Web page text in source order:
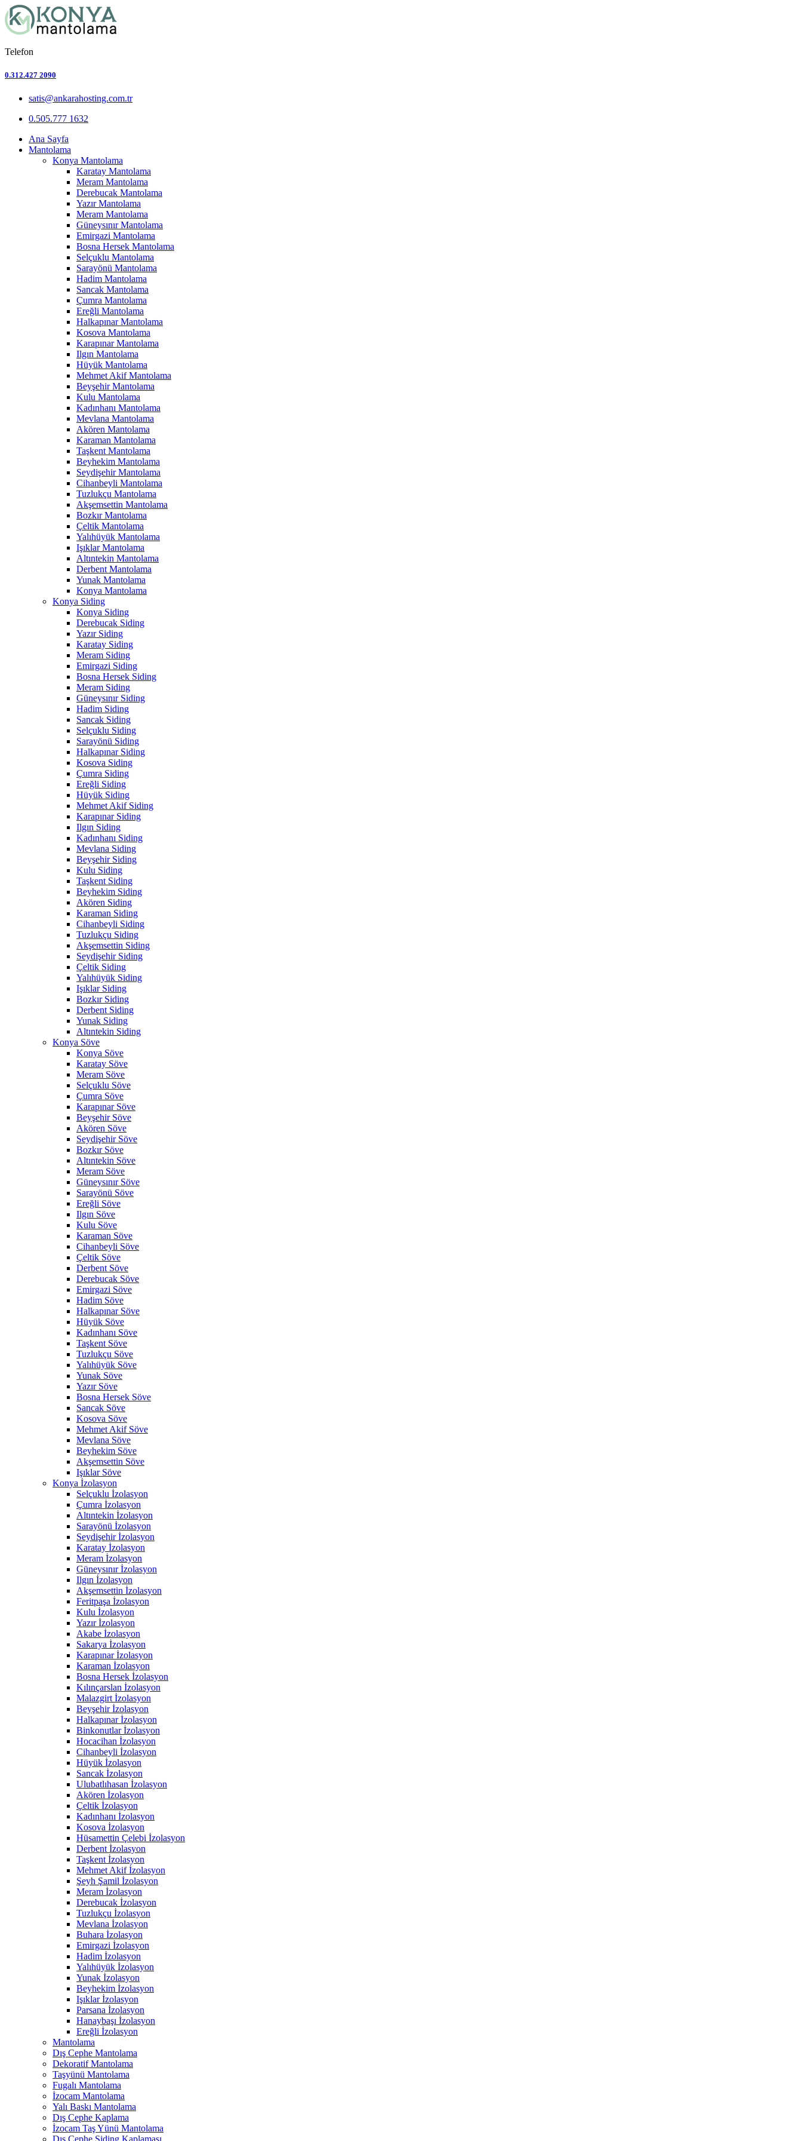
Telefon
0.312.427 2090
satis@ankarahosting.com.tr
0.505.777 1632
Ana Sayfa
Mantolama
Konya Mantolama
Karatay Mantolama
Meram Mantolama
Derebucak Mantolama
Yazır Mantolama
Meram Mantolama
Güneysınır Mantolama
Emirgazi Mantolama
Bosna Hersek Mantolama
Selçuklu Mantolama
Sarayönü Mantolama
Hadim Mantolama
Sancak Mantolama
Çumra Mantolama
Ereğli Mantolama
Halkapınar Mantolama
Kosova Mantolama
Karapınar Mantolama
Ilgın Mantolama
Hüyük Mantolama
Mehmet Akif Mantolama
Beyşehir Mantolama
Kulu Mantolama
Kadınhanı Mantolama
Mevlana Mantolama
Akören Mantolama
Karaman Mantolama
Taşkent Mantolama
Beyhekim Mantolama
Seydişehir Mantolama
Cihanbeyli Mantolama
Tuzlukçu Mantolama
Akşemsettin Mantolama
Bozkır Mantolama
Çeltik Mantolama
Yalıhüyük Mantolama
Işıklar Mantolama
Altıntekin Mantolama
Derbent Mantolama
Yunak Mantolama
Konya Mantolama
Konya Siding
Konya Siding
Derebucak Siding
Yazır Siding
Karatay Siding
Meram Siding
Emirgazi Siding
Bosna Hersek Siding
Meram Siding
Güneysınır Siding
Hadim Siding
Sancak Siding
Selçuklu Siding
Sarayönü Siding
Halkapınar Siding
Kosova Siding
Çumra Siding
Ereğli Siding
Hüyük Siding
Mehmet Akif Siding
Karapınar Siding
Ilgın Siding
Kadınhanı Siding
Mevlana Siding
Beyşehir Siding
Kulu Siding
Taşkent Siding
Beyhekim Siding
Akören Siding
Karaman Siding
Cihanbeyli Siding
Tuzlukçu Siding
Akşemsettin Siding
Seydişehir Siding
Çeltik Siding
Yalıhüyük Siding
Işıklar Siding
Bozkır Siding
Derbent Siding
Yunak Siding
Altıntekin Siding
Konya Söve
Konya Söve
Karatay Söve
Meram Söve
Selçuklu Söve
Çumra Söve
Karapınar Söve
Beyşehir Söve
Akören Söve
Seydişehir Söve
Bozkır Söve
Altıntekin Söve
Meram Söve
Güneysınır Söve
Sarayönü Söve
Ereğli Söve
Ilgın Söve
Kulu Söve
Karaman Söve
Cihanbeyli Söve
Çeltik Söve
Derbent Söve
Derebucak Söve
Emirgazi Söve
Hadim Söve
Halkapınar Söve
Hüyük Söve
Kadınhanı Söve
Taşkent Söve
Tuzlukçu Söve
Yalıhüyük Söve
Yunak Söve
Yazır Söve
Bosna Hersek Söve
Sancak Söve
Kosova Söve
Mehmet Akif Söve
Mevlana Söve
Beyhekim Söve
Akşemsettin Söve
Işıklar Söve
Konya İzolasyon
Selçuklu İzolasyon
Çumra İzolasyon
Altıntekin İzolasyon
Sarayönü İzolasyon
Seydişehir İzolasyon
Karatay İzolasyon
Meram İzolasyon
Güneysınır İzolasyon
Ilgın İzolasyon
Akşemsettin İzolasyon
Feritpaşa İzolasyon
Kulu İzolasyon
Yazır İzolasyon
Akabe İzolasyon
Sakarya İzolasyon
Karapınar İzolasyon
Karaman İzolasyon
Bosna Hersek İzolasyon
Kılınçarslan İzolasyon
Malazgirt İzolasyon
Beyşehir İzolasyon
Halkapınar İzolasyon
Binkonutlar İzolasyon
Hocacihan İzolasyon
Cihanbeyli İzolasyon
Hüyük İzolasyon
Sancak İzolasyon
Ulubatlıhasan İzolasyon
Akören İzolasyon
Çeltik İzolasyon
Kadınhanı İzolasyon
Kosova İzolasyon
Hüsamettin Çelebi İzolasyon
Derbent İzolasyon
Taşkent İzolasyon
Mehmet Akif İzolasyon
Şeyh Şamil İzolasyon
Meram İzolasyon
Derebucak İzolasyon
Tuzlukçu İzolasyon
Mevlana İzolasyon
Buhara İzolasyon
Emirgazi İzolasyon
Hadim İzolasyon
Yalıhüyük İzolasyon
Yunak İzolasyon
Beyhekim İzolasyon
Işıklar İzolasyon
Parsana İzolasyon
Hanaybaşı İzolasyon
Ereğli İzolasyon
Mantolama
Dış Cephe Mantolama
Dekoratif Mantolama
Taşyünü Mantolama
Fugalı Mantolama
İzocam Mantolama
Yalı Baskı Mantolama
Dış Cephe Kaplama
İzocam Taş Yünü Mantolama